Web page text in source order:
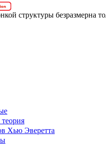
структуры безразмерна
Хью Эверетта